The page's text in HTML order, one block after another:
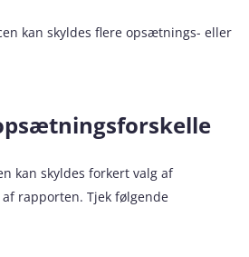
kan skyldes flere opsætnings- eller
kan skyldes forkert valg af
rapporten. Tjek følgende